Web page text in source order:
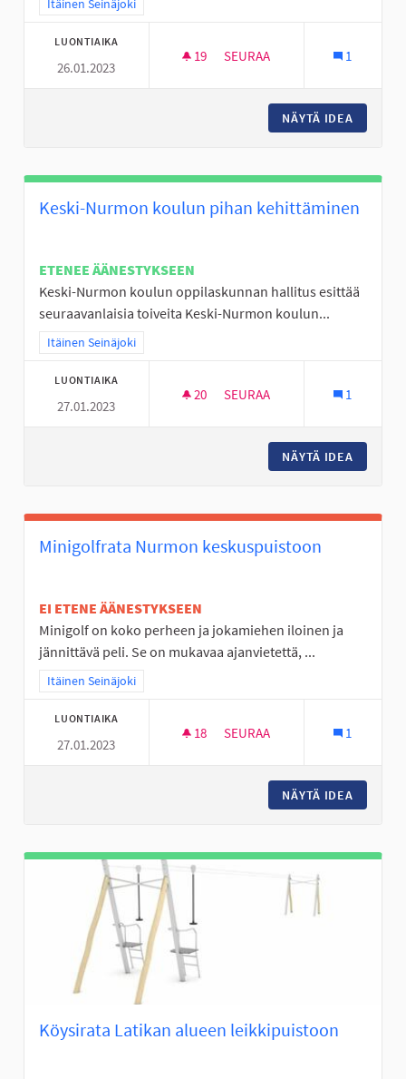
Rajaa tulokset teeman mukaan: Itäinen Seinäjoki
Itäinen Seinäjoki
LUONTIAIKA
26.01.2023
19 19 SEURAAJAA
SEURAA 1
NÄYTÄ IDEA
Keski-Nurmon koulun pihan kehittäminen
ETENEE ÄÄNESTYKSEEN
Keski-Nurmon koulun oppilaskunnan hallitus esittää
seuraavanlaisia toiveita Keski-Nurmon koulun...
Rajaa tulokset teeman mukaan: Itäinen Seinäjoki
Itäinen Seinäjoki
LUONTIAIKA
27.01.2023
20 20 SEURAAJAA
SEURAA 1
NÄYTÄ IDEA
Minigolfrata Nurmon keskuspuistoon
EI ETENE ÄÄNESTYKSEEN
Minigolf on koko perheen ja jokamiehen iloinen ja
jännittävä peli. Se on mukavaa ajanvietettä, ...
Rajaa tulokset teeman mukaan: Itäinen Seinäjoki
Itäinen Seinäjoki
LUONTIAIKA
27.01.2023
18 18 SEURAAJAA
SEURAA 1
NÄYTÄ IDEA
Köysirata Latikan alueen leikkipuistoon